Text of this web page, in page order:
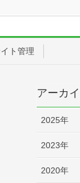
ト管理
アーカ
2025年
2023年
2020年